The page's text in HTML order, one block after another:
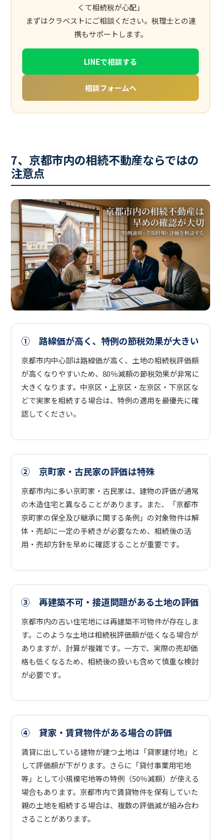
くて相続税が心配」
まずはクラベストにご相談ください。税理士との連
携もサポートします。
LINEで相談する
相談フォームへ
7、京都市内の相続不動産ならではの
注意点
① 路線価が高く、特例の節税効果が大きい
京都市内中心部は路線価が高く、土地の相続税評価額
が高くなりやすいため、80％減額の節税効果が非常に
大きくなります。中京区・上京区・左京区・下京区な
どで実家を相続する場合は、特例の適用を最優先に確
認してください。
② 京町家・古民家の評価は特殊
京都市内に多い京町家・古民家は、建物の評価が通常
の木造住宅と異なることがあります。また、「京都市
京町家の保全及び継承に関する条例」の対象物件は解
体・売却に一定の手続きが必要なため、相続後の活
用・売却方針を早めに確認することが重要です。
③ 再建築不可・接道問題がある土地の評価
京都市内の古い住宅地には再建築不可物件が存在しま
す。このような土地は相続税評価額が低くなる場合が
ありますが、計算が複雑です。一方で、実際の売却価
格も低くなるため、相続後の扱いも含めて慎重な検討
が必要です。
④ 貸家・賃貸物件がある場合の評価
賃貸に出している建物が建つ土地は「貸家建付地」と
して評価額が下がります。さらに「貸付事業用宅地
等」として小規模宅地等の特例（50％減額）が使える
場合もあります。京都市内で賃貸物件を保有していた
親の土地を相続する場合は、複数の評価減が組み合わ
さることがあります。